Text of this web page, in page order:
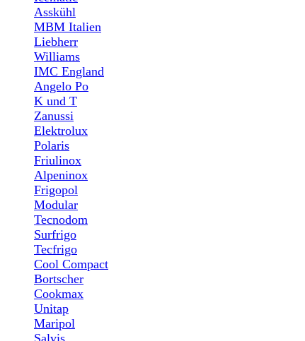
Asskühl
MBM Italien
Liebherr
Williams
IMC England
Angelo Po
K und T
Zanussi
Elektrolux
Polaris
Friulinox
Alpeninox
Frigopol
Modular
Tecnodom
Surfrigo
Tecfrigo
Cool Compact
Bortscher
Cookmax
Unitap
Maripol
Salvis